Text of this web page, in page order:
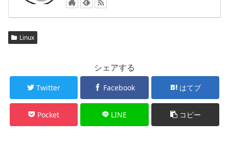
Linux
シェアする
Twitter Facebook はてブ
Pocket LINE コピー